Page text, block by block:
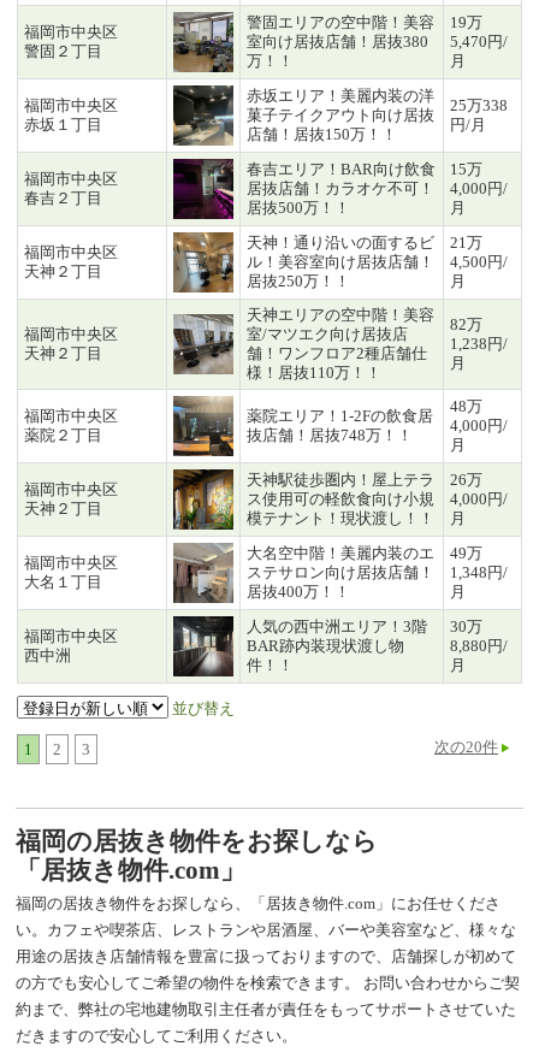
福岡市中央区
警固２丁目
警固エリアの空中階！美容
室向け居抜店舗！居抜380
万！！
19万
5,470円/
月
福岡市中央区
赤坂１丁目
赤坂エリア！美麗内装の洋
菓子テイクアウト向け居抜
店舗！居抜150万！！
25万338
円/月
福岡市中央区
春吉２丁目
春吉エリア！BAR向け飲食
居抜店舗！カラオケ不可！
居抜500万！！
15万
4,000円/
月
福岡市中央区
天神２丁目
天神！通り沿いの面するビ
ル！美容室向け居抜店舗！
居抜250万！！
21万
4,500円/
月
福岡市中央区
天神２丁目
天神エリアの空中階！美容
室/マツエク向け居抜店
舗！ワンフロア2種店舗仕
様！居抜110万！！
82万
1,238円/
月
福岡市中央区
薬院２丁目
薬院エリア！1-2Fの飲食居
抜店舗！居抜748万！！
48万
4,000円/
月
福岡市中央区
天神２丁目
天神駅徒歩圏内！屋上テラ
ス使用可の軽飲食向け小規
模テナント！現状渡し！！
26万
4,000円/
月
福岡市中央区
大名１丁目
大名空中階！美麗内装のエ
ステサロン向け居抜店舗！
居抜400万！！
49万
1,348円/
月
福岡市中央区
西中洲
人気の西中洲エリア！3階
BAR跡内装現状渡し物
件！！
30万
8,880円/
月
並び替え
1 2 3 次の20件
福岡の居抜き物件をお探しなら
「居抜き物件.com」
福岡の居抜き物件をお探しなら、「居抜き物件.com」にお任せくださ
い。カフェや喫茶店、レストランや居酒屋、バーや美容室など、様々な
用途の居抜き店舗情報を豊富に扱っておりますので、店舗探しが初めて
の方でも安心してご希望の物件を検索できます。 お問い合わせからご契
約まで、弊社の宅地建物取引主任者が責任をもってサポートさせていた
だきますので安心してご利用ください。